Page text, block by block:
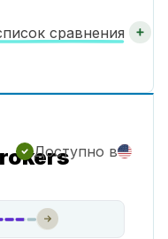
сравнения
Доступно в